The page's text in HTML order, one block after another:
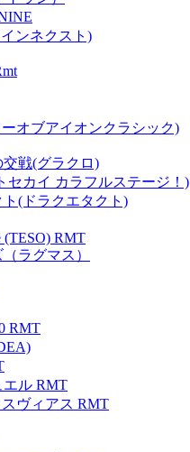
ンネクスト)
オブアイオンクラシック)
戦(グラクロ)
セカイ カラフルステージ！)
ト(ドラクエタクト)
(TESO) RMT
ラグマス）
RMT
エル RMT
ヴィアス RMT